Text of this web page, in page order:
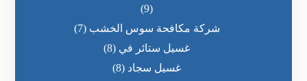
(9)
شركة مكافحة سوس الخشب (7)
غسيل ستائر في (8)
غسيل سجاد (8)